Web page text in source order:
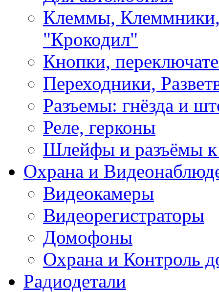
Клеммы,
"Крокодил"
Кнопки,
Переходники,
Разъемы: гнёзда и
Реле, герконы
Шлейфы и разъёмы
Охрана и
Видеокамеры
Видеорегистраторы
Домофоны
Охрана и Контроль
Радиодетали